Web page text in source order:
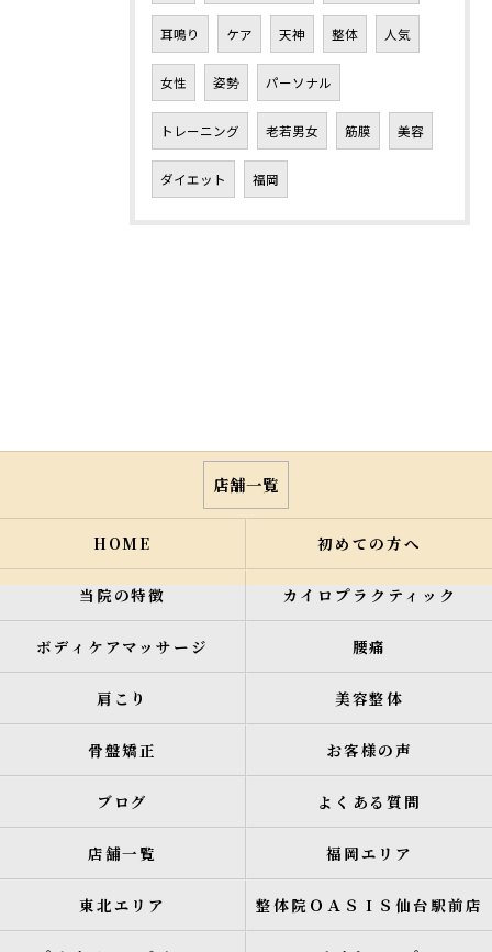
耳鳴り ケア 天神 整体 人気
女性 姿勢 パーソナル
トレーニング 老若男女 筋膜 美容
ダイエット 福岡
店舗一覧
HOME 初めての方へ
当院の特徴 カイロプラクティック
ボディケアマッサージ 腰痛
肩こり 美容整体
骨盤矯正 お客様の声
ブログ よくある質問
店舗一覧 福岡エリア
東北エリア 整体院ＯＡＳＩＳ仙台駅前店